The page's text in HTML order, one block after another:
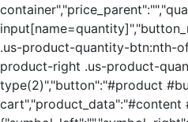
.us-product-quantity-btn:nth-
product-right .us-product-
type(2)","button":"#product
cart","product_data":"#content